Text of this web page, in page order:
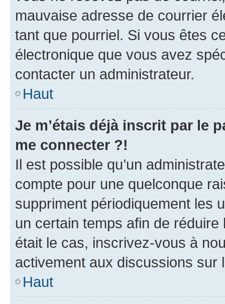
mauvaise adresse de courrier
tant que pourriel. Si vous êtes
électronique que vous avez
contacter un administrateur.
Haut
Je m’étais déjà inscrit par le
me connecter ?!
Il est possible qu’un
compte pour une quelconque
suppriment périodiquement les
un certain temps afin de
était le cas, inscrivez-vous à
activement aux discussions sur
Haut